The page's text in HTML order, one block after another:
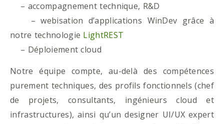
– accompagnement technique, R&D
– webisation d’applications WinDev grâce à
notre technologie LightREST
– Déploiement cloud
Notre équipe compte, au-delà des compétences
purement techniques, des profils fonctionnels (chef
de projets, consultants, ingénieurs cloud et
infrastructures), ainsi qu’un designer UI/UX expert